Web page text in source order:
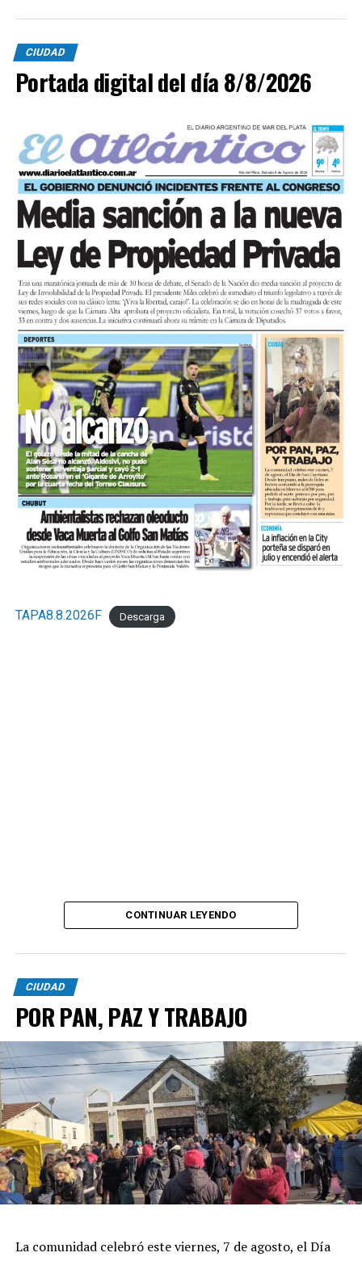
CIUDAD
Portada digital del día 8/8/2026
TAPA8.8.2026F Descarga
CONTINUAR LEYENDO
CIUDAD
POR PAN, PAZ Y TRABAJO
La comunidad celebró este viernes, 7 de agosto, el Día